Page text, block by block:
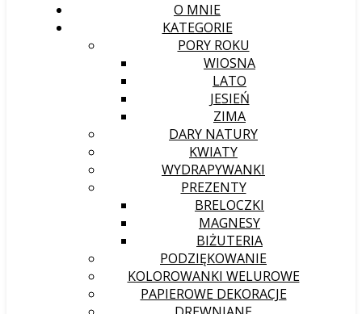
O MNIE
KATEGORIE
PORY ROKU
WIOSNA
LATO
JESIEŃ
ZIMA
DARY NATURY
KWIATY
WYDRAPYWANKI
PREZENTY
BRELOCZKI
MAGNESY
BIŻUTERIA
PODZIĘKOWANIE
KOLOROWANKI WELUROWE
PAPIEROWE DEKORACJE